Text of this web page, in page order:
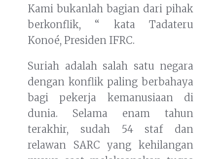
Kami bukanlah bagian dari pihak
berkonflik, “ kata Tadateru
Konoé, Presiden IFRC.
Suriah adalah salah satu negara
dengan konflik paling berbahaya
bagi pekerja kemanusiaan di
dunia. Selama enam tahun
terakhir, sudah 54 staf dan
relawan SARC yang kehilangan